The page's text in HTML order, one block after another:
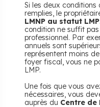
Si les deux
remplies, le
LMNP au statut LMP
condition ne suffit
professionnel. Par
annuels sont
représentent moins
foyer fiscal, vous ne
LMP.
Une fois que vous
nécessaires, vous
auprès du Centre de